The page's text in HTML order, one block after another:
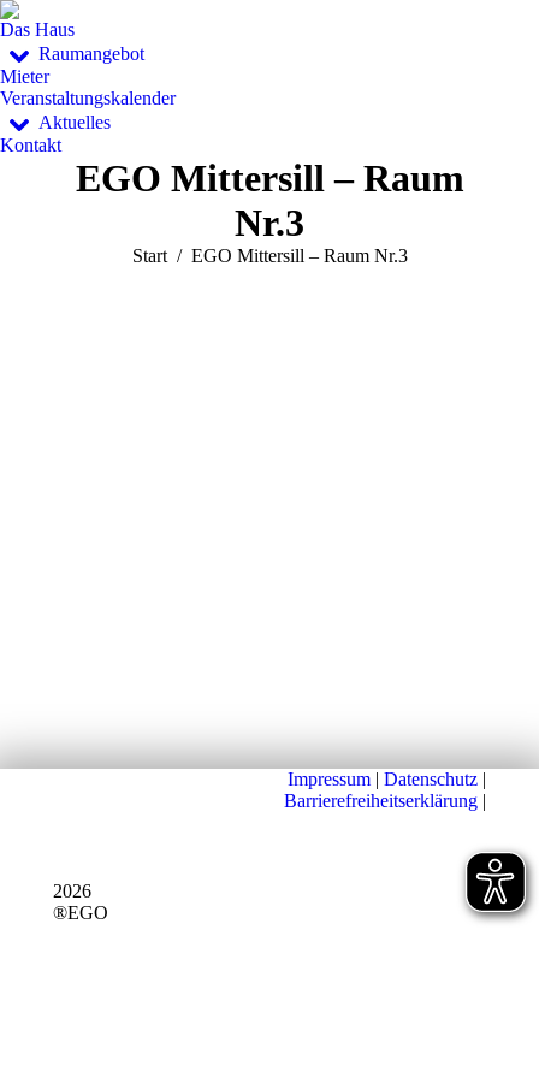
Das Haus
Raumangebot
Mieter
Veranstaltungskalender
Aktuelles
Kontakt
EGO Mittersill – Raum
Nr.3
Sie befinden sich hier:
Start EGO Mittersill – Raum Nr.3
2026
®EGO
Impressum | Datenschutz |
Barrierefreiheitserklärung |